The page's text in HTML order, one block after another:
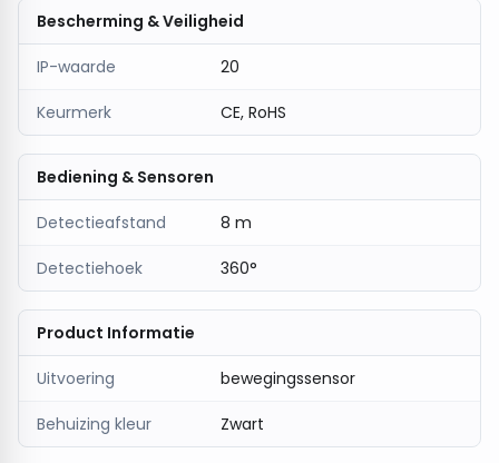
gemonteerd, waardoor hij geschikt is voor zowel
nieuwe installaties als renovaties.
De
LUMENTION Inbouw Bewegingsmelder
Infrarood Ø80mm – Zwartis een praktische en
stijlvolle oplossing voor automatische verlichting in
binnenruimtes.
Bescherming & Veiligheid
IP-waarde 20
Keurmerk CE, RoHS
Bediening & Sensoren
Detectieafstand 8 m
Detectiehoek 360°
Product Informatie
Uitvoering bewegingssensor
Behuizing kleur Zwart